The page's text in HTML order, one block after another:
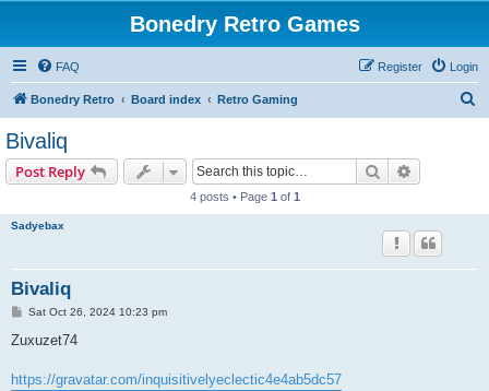
Bonedry Retro Games
FAQ Login
Register
Bonedry Retro Board index Retro Gaming
Bivaliq
Post Reply Search
4 posts • Page 1 of 1
Sadyebax
Bivaliq
P
s
Sat Oct 26, 2024 10:23 pm
Zuxuzet74
https://gravatar.com/inquisitivelyeclectic4e4ab5dc57